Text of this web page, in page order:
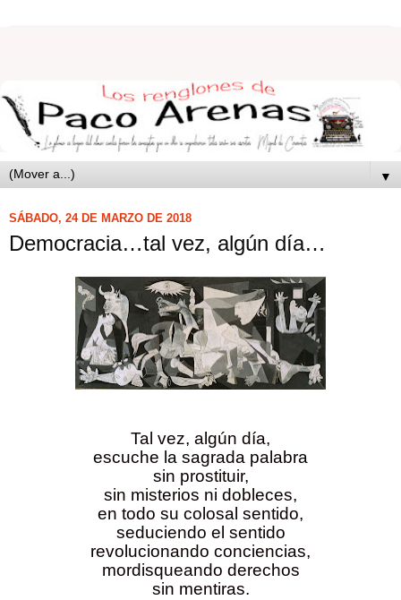
▼
SÁBADO, 24 DE MARZO DE 2018
Democracia…tal vez, algún día…
Tal vez, algún día,
escuche la sagrada palabra
sin prostituir,
sin misterios ni dobleces,
en todo su colosal sentido,
seduciendo el sentido
revolucionando conciencias,
mordisqueando derechos
sin mentiras.